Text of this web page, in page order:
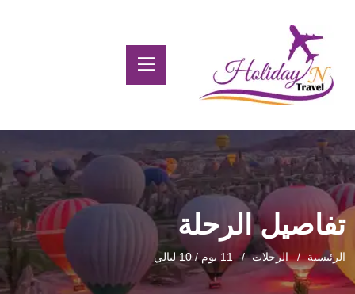
تفاصيل الرحلة
الرئيسية الرحلات 11 يوم / 10 ليالي